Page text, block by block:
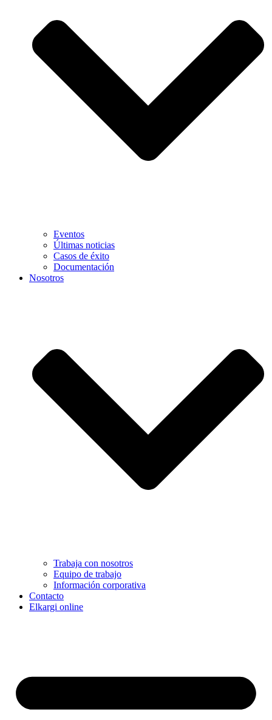
Eventos
Últimas noticias
Casos de éxito
Documentación
Nosotros
Trabaja con nosotros
Equipo de trabajo
Información corporativa
Contacto
Elkargi online